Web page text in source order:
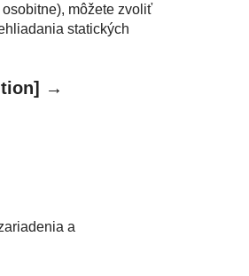
môžete zvoliť
statických
→
a